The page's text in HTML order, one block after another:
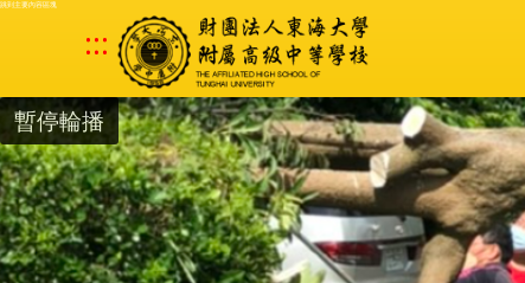
跳到主要內容區塊
:::
暫停輪播